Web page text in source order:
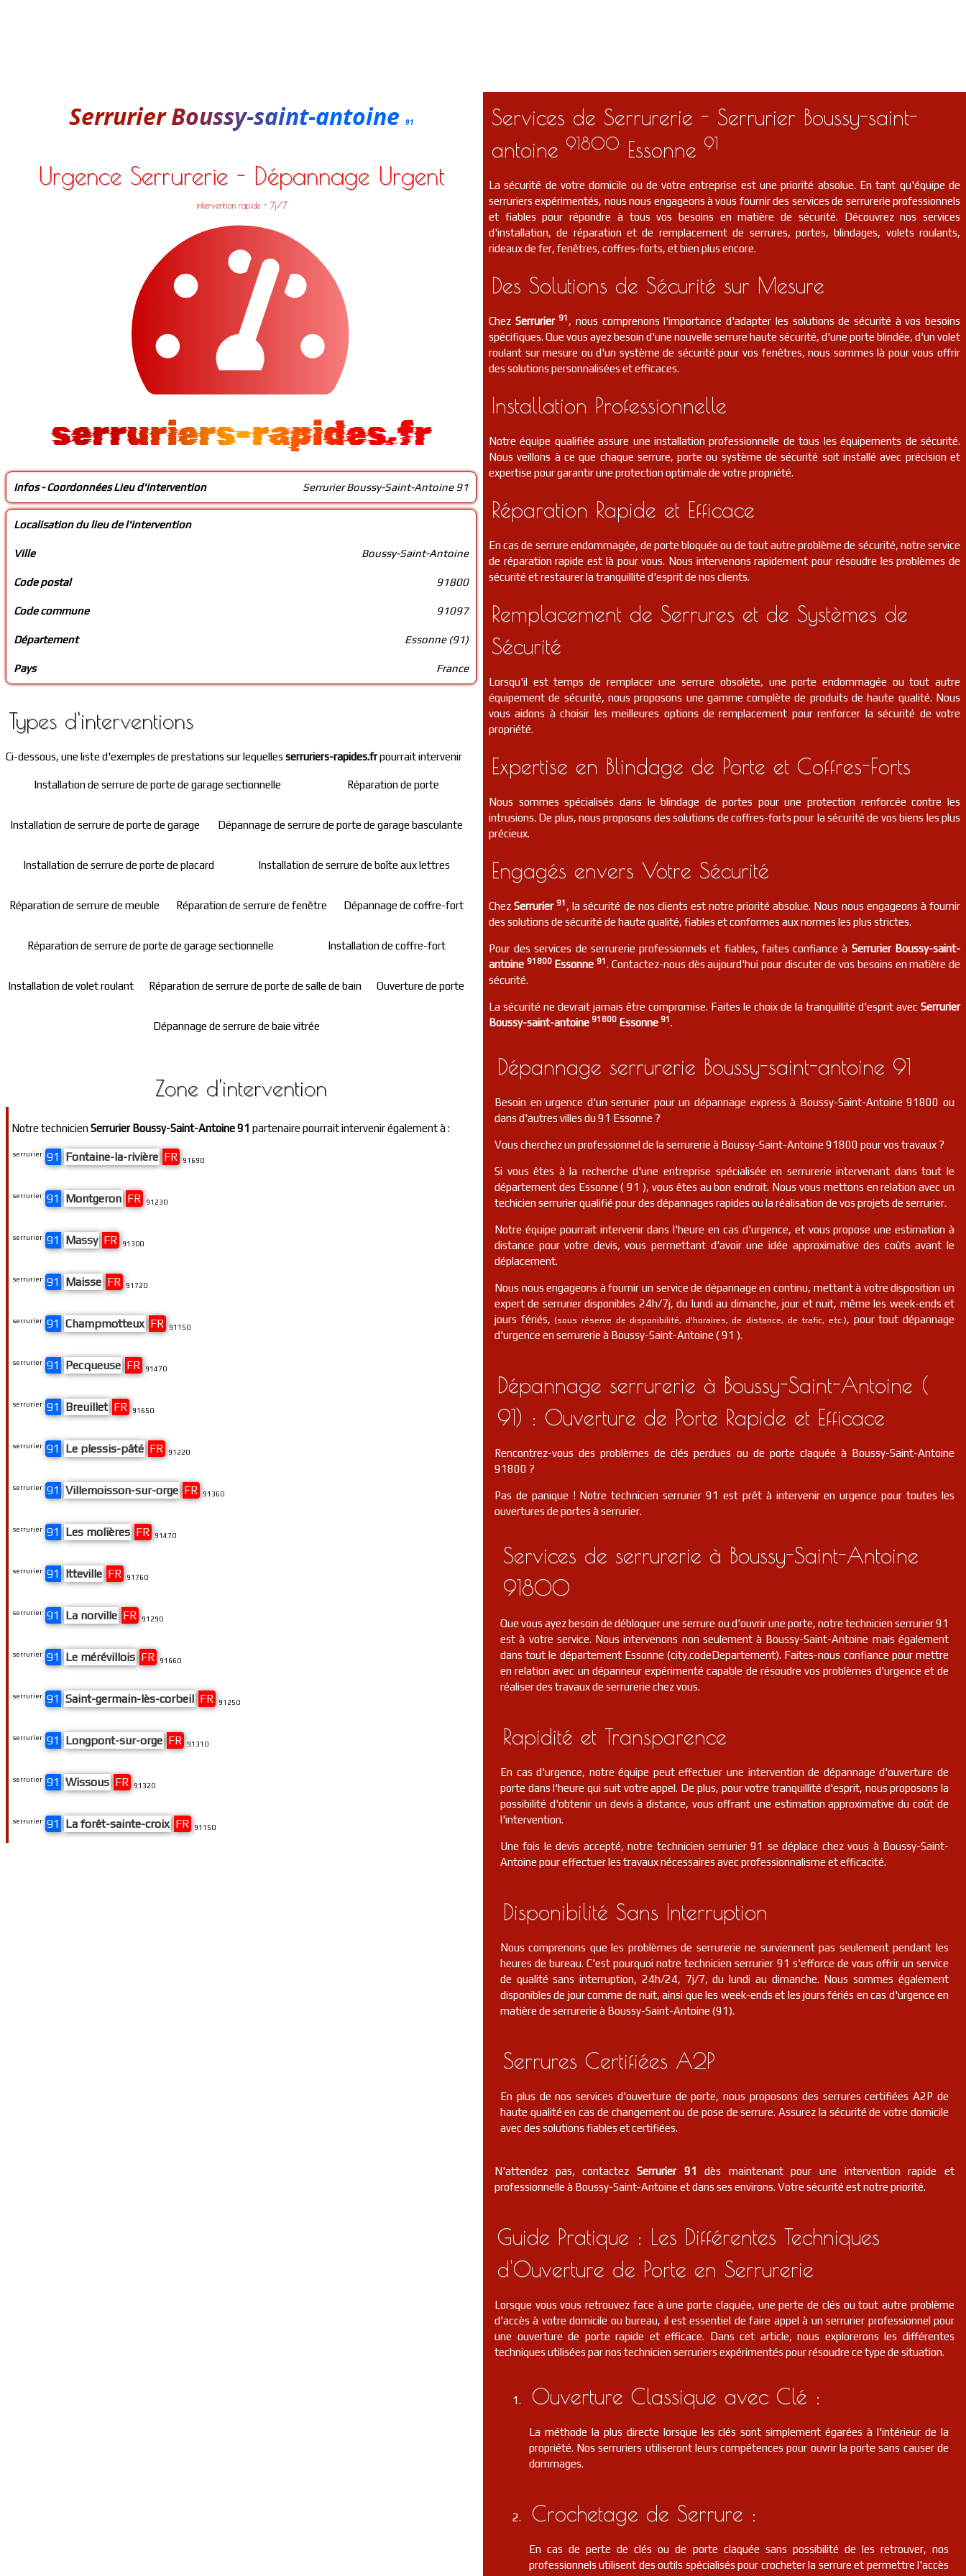
Serrurier Boussy-saint-antoine 91
Urgence Serrurerie - Dépannage Urgent
intervention rapide - 7j/7
serruriers-rapides.fr
Infos - Coordonnées Lieu d'intervention Serrurier Boussy-Saint-Antoine 91
Localisation du lieu de l'intervention
Ville Boussy-Saint-Antoine
Code postal 91800
Code commune 91097
Département Essonne (91)
Pays France
Types d'interventions
Ci-dessous, une liste d'exemples de prestations sur lequelles serruriers-rapides.frpourrait intervenir
Installation de serrure de porte de garage sectionnelle Réparation de porte
Installation de serrure de porte de garage Dépannage de serrure de porte de garage basculante
Installation de serrure de porte de placard Installation de serrure de boîte aux lettres
Réparation de serrure de meuble Réparation de serrure de fenêtre Dépannage de coffre-fort
Réparation de serrure de porte de garage sectionnelle Installation de coffre-fort
Installation de volet roulant Réparation de serrure de porte de salle de bain Ouverture de porte
Dépannage de serrure de baie vitrée
Zone d'intervention
Notre technicienSerrurier Boussy-Saint-Antoine 91 partenaire pourrait intervenir également à :
serrurier 91 La forêt-sainte-croix FR 91150
serrurier 91 Wissous FR 91320
serrurier 91 Longpont-sur-orge FR 91310
serrurier 91 Saint-germain-lès-corbeil FR 91250
serrurier 91 Le mérévillois FR 91660
serrurier 91 La norville FR 91290
serrurier 91 Itteville FR 91760
serrurier 91 Les molières FR 91470
serrurier 91 Villemoisson-sur-orge FR 91360
serrurier 91 Le plessis-pâté FR 91220
serrurier 91 Breuillet FR 91650
serrurier 91 Pecqueuse FR 91470
serrurier 91 Champmotteux FR 91150
serrurier 91 Maisse FR 91720
serrurier 91 Massy FR 91300
serrurier 91 Montgeron FR 91230
serrurier 91 Fontaine-la-rivière FR 91690
Services de Serrurerie - Serrurier Boussy-saint-
antoine 91800 Essonne 91
La sécurité de votre domicile ou de votre entreprise est une priorité absolue. En tant qu'équipe de
serruriers expérimentés, nous nous engageons à vous fournir des services de serrurerie professionnels
et fiables pour répondre à tous vos besoins en matière de sécurité. Découvrez nos services
d'installation, de réparation et de remplacement de serrures, portes, blindages, volets roulants,
rideaux de fer, fenêtres, coffres-forts, et bien plus encore.
Des Solutions de Sécurité sur Mesure
Chez Serrurier91 , nous comprenons l'importance d'adapter les solutions de sécurité à vos besoins
spécifiques. Que vous ayez besoin d'une nouvelle serrure haute sécurité, d'une porte blindée, d'un volet
roulant sur mesure ou d'un système de sécurité pour vos fenêtres, nous sommes là pour vous offrir
des solutions personnalisées et efficaces.
Installation Professionnelle
Notre équipe qualifiée assure une installation professionnelle de tous les équipements de sécurité.
Nous veillons à ce que chaque serrure, porte ou système de sécurité soit installé avec précision et
expertise pour garantir une protection optimale de votre propriété.
Réparation Rapide et Efficace
En cas de serrure endommagée, de porte bloquée ou de tout autre problème de sécurité, notre service
de réparation rapide est là pour vous. Nous intervenons rapidement pour résoudre les problèmes de
sécurité et restaurer la tranquillité d'esprit de nos clients.
Remplacement de Serrures et de Systèmes de
Sécurité
Lorsqu'il est temps de remplacer une serrure obsolète, une porte endommagée ou tout autre
équipement de sécurité, nous proposons une gamme complète de produits de haute qualité. Nous
vous aidons à choisir les meilleures options de remplacement pour renforcer la sécurité de votre
propriété.
Expertise en Blindage de Porte et Coffres-Forts
Nous sommes spécialisés dans le blindage de portes pour une protection renforcée contre les
intrusions. De plus, nous proposons des solutions de coffres-forts pour la sécurité de vos biens les plus
précieux.
Engagés envers Votre Sécurité
ChezSerrurier91 , la sécurité de nos clients est notre priorité absolue. Nous nous engageons à fournir
des solutions de sécurité de haute qualité, fiables et conformes aux normes les plus strictes.
Pour des services de serrurerie professionnels et fiables, faites confiance à Serrurier Boussy-saint-
antoine 91800Essonne91. Contactez-nous dès aujourd'hui pour discuter de vos besoins en matière de
sécurité.
La sécurité ne devrait jamais être compromise. Faites le choix de la tranquillité d'esprit avec Serrurier
Boussy-saint-antoine 91800Essonne 91.
Dépannage serrurerie Boussy-saint-antoine 91
Besoin en urgence d'un serrurier pour un dépannage express à Boussy-Saint-Antoine 91800 ou
dans d'autres villes du 91 Essonne ?
Vous cherchez un professionnel de la serrurerie à Boussy-Saint-Antoine 91800 pour vos travaux ?
Si vous êtes à la recherche d'une entreprise spécialisée en serrurerie intervenant dans tout le
département des Essonne ( 91 ), vous êtes au bon endroit. Nous vous mettons en relation avec un
techicien serrurier qualifié pour des dépannages rapides ou la réalisation de vos projets de serrurier.
Notre équipe pourrait intervenir dans l'heure en cas d'urgence, et vous propose une estimation à
distance pour votre devis, vous permettant d'avoir une idée approximative des coûts avant le
déplacement.
Nous nous engageons à fournir un service de dépannage en continu, mettant à votre disposition un
expert de serrurier disponibles 24h/7j, du lundi au dimanche, jour et nuit, même les week-ends et
jours fériés,(sous réserve de disponibilité, d'horaires, de distance, de trafic, etc.), pour tout dépannage
d'urgence en serrurerie à Boussy-Saint-Antoine ( 91 ).
Dépannage serrurerie à Boussy-Saint-Antoine (
91) : Ouverture de Porte Rapide et Efficace
Rencontrez-vous des problèmes de clés perdues ou de porte claquée à Boussy-Saint-Antoine
91800 ?
Pas de panique ! Notre technicien serrurier 91 est prêt à intervenir en urgence pour toutes les
ouvertures de portes à serrurier.
Services de serrurerie à Boussy-Saint-Antoine
91800
Que vous ayez besoin de débloquer une serrure ou d'ouvrir une porte, notre technicien serrurier 91
est à votre service. Nous intervenons non seulement à Boussy-Saint-Antoine mais également
dans tout le département Essonne (city.codeDepartement). Faites-nous confiance pour mettre
en relation avec un dépanneur expérimenté capable de résoudre vos problèmes d'urgence et de
réaliser des travaux de serrurerie chez vous.
Rapidité et Transparence
En cas d'urgence, notre équipe peut effectuer une intervention de dépannage d'ouverture de
porte dans l'heure qui suit votre appel. De plus, pour votre tranquillité d'esprit, nous proposons la
possibilité d'obtenir un devis à distance, vous offrant une estimation approximative du coût de
l'intervention.
Une fois le devis accepté, notre technicien serrurier 91 se déplace chez vous à Boussy-Saint-
Antoine pour effectuer les travaux nécessaires avec professionnalisme et efficacité.
Disponibilité Sans Interruption
Nous comprenons que les problèmes de serrurerie ne surviennent pas seulement pendant les
heures de bureau. C'est pourquoi notre technicien serrurier 91 s'efforce de vous offrir un service
de qualité sans interruption, 24h/24, 7j/7, du lundi au dimanche. Nous sommes également
disponibles de jour comme de nuit, ainsi que les week-ends et les jours fériés en cas d'urgence en
matière de serrurerie à Boussy-Saint-Antoine (91).
Serrures Certifiées A2P
En plus de nos services d'ouverture de porte, nous proposons des serrures certifiées A2P de
haute qualité en cas de changement ou de pose de serrure. Assurez la sécurité de votre domicile
avec des solutions fiables et certifiées.
N'attendez pas, contactez Serrurier 91 dès maintenant pour une intervention rapide et
professionnelle à Boussy-Saint-Antoine et dans ses environs. Votre sécurité est notre priorité.
Guide Pratique : Les Différentes Techniques
d'Ouverture de Porte en Serrurerie
Lorsque vous vous retrouvez face à une porte claquée, une perte de clés ou tout autre problème
d'accès à votre domicile ou bureau, il est essentiel de faire appel à un serrurier professionnel pour
une ouverture de porte rapide et efficace. Dans cet article, nous explorerons les différentes
techniques utilisées par nos technicien serruriers expérimentés pour résoudre ce type de situation.
Ouverture Classique avec Clé :
La méthode la plus directe lorsque les clés sont simplement égarées à l'intérieur de la
propriété. Nos serruriers utiliseront leurs compétences pour ouvrir la porte sans causer de
dommages.
Crochetage de Serrure :
En cas de perte de clés ou de porte claquée sans possibilité de les retrouver, nos
professionnels utilisent des outils spécialisés pour crocheter la serrure et permettre l'accès